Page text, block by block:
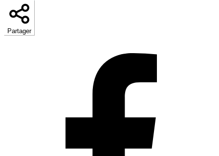
Partager